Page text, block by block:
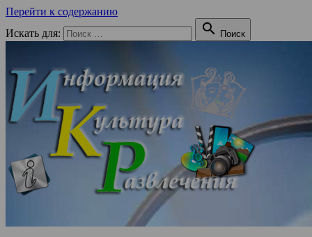
Перейти к содержанию
Искать для:
 Поиск